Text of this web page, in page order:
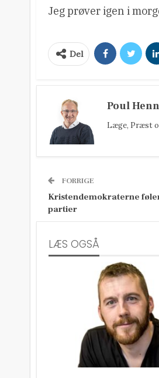
Jeg prøver igen i
Del
Poul
Læge, Præst
FORRIGE
Kristendemokraterne
partier
LÆS OGSÅ